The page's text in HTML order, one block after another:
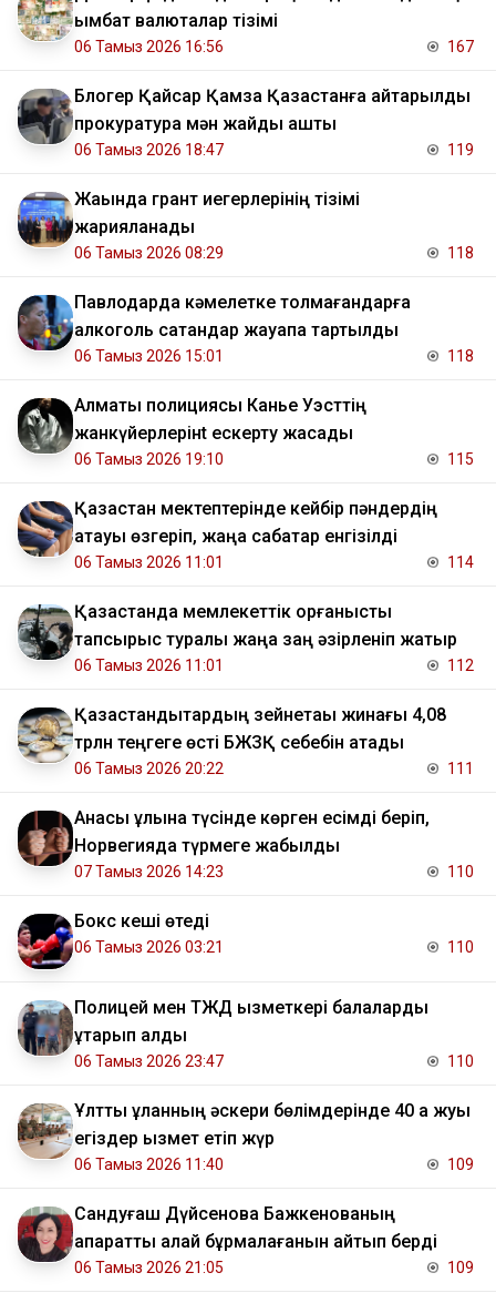
қымбат валюталар тізімі
06 Тамыз 2026 16:56 167
Блогер Қайсар Қамза Қазақстанға қайтарылды
прокуратура мән жайды ашты
06 Тамыз 2026 18:47 119
Жақында грант иегерлерінің тізімі
жарияланады
06 Тамыз 2026 08:29 118
Павлодарда кәмелетке толмағандарға
алкоголь сатқандар жауапқа тартылды
06 Тамыз 2026 15:01 118
Алматы полициясы Канье Уэсттің
жанкүйерлерінt ескерту жасады
06 Тамыз 2026 19:10 115
Қазақстан мектептерінде кейбір пәндердің
атауы өзгеріп, жаңа сабақтар енгізілді
06 Тамыз 2026 11:01 114
Қазақстанда мемлекеттік қорғаныстық
тапсырыс туралы жаңа заң әзірленіп жатыр
06 Тамыз 2026 11:01 112
Қазақстандықтардың зейнетақы жинағы 4,08
трлн теңгеге өсті БЖЗҚ себебін атады
06 Тамыз 2026 20:22 111
Анасы ұлына түсінде көрген есімді беріп,
Норвегияда түрмеге жабылды
07 Тамыз 2026 14:23 110
Бокс кеші өтеді
06 Тамыз 2026 03:21 110
Полицей мен ТЖД қызметкері балаларды
құтқарып қалды
06 Тамыз 2026 23:47 110
Ұлттық ұланның әскери бөлімдерінде 40 қа жуық
егіздер қызмет етіп жүр
06 Тамыз 2026 11:40 109
Сандуғаш Дүйсенова Бажкенованың
ақпаратты қалай бұрмалағанын айтып берді
06 Тамыз 2026 21:05 109